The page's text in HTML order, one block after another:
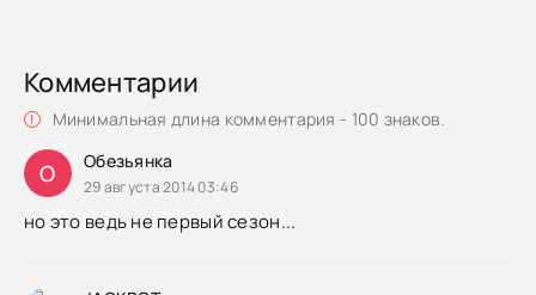
Комментарии
Минимальная длина комментария - 100 знаков.
О Обезьянка
29 августа 2014 03:46
но это ведь не первый сезон...